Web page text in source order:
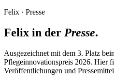
Felix · Presse
Felix in der Presse.
Ausgezeichnet mit dem 3. Platz
Pflegeinnovationspreis 2026. Hier
Veröffentlichungen und